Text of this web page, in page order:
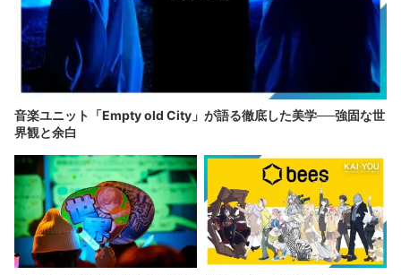
音楽ユニット「Empty old City」が語る徹底した美学──強固な世
界観と余白